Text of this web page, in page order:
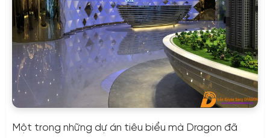
Một trong những dự án tiêu biểu mà Dragon đã